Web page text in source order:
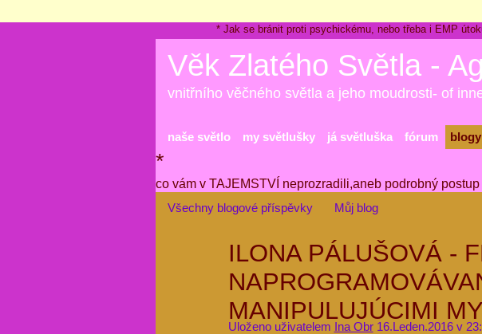
* Jak se bránit proti psychickému, nebo třeba i EMP
Věk Zlatého Světla -
vnitřního věčného světla a jeho moudrosti- of
naše světlo my světlušky já světluška fórum blogy
*
co vám v TAJEMSTVÍ neprozradili,aneb podrobný
Všechny blogové příspěvky
Můj blog
ILONA PÁLUŠOVÁ -
MANIPULUJÚCIMI
Uloženo uživatelem Ina Obr16.Leden.2016 v